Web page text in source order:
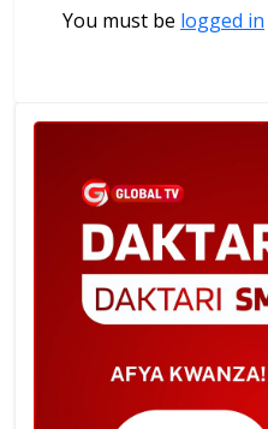
You must be logged in